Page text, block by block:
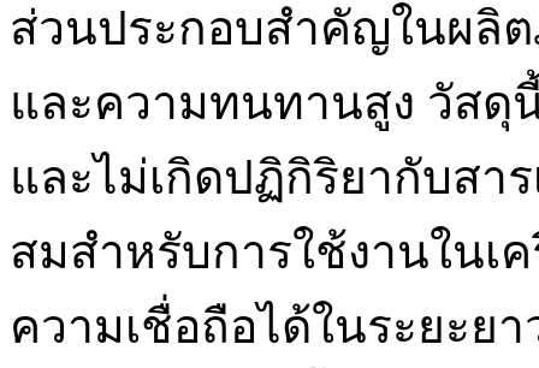
ส่วนประกอบสำคัญในผลิ
และความทนทานสูง วัสดุ
และไม่เกิดปฏิกิริยากับสา
สมสำหรับการใช้งานในเ
ความเชื่อถือได้ในระยะย